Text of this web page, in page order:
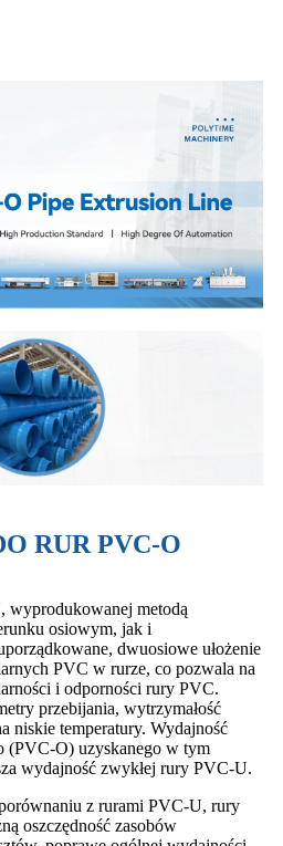
RUR PVC-O
wyprodukowanej metodą
osiowym, jak i
dwuosiowe ułożenie
PVC w rurze, co pozwala na
i odporności rury PVC.
przebijania, wytrzymałość
niskie temperatury. Wydajność
(PVC-O) uzyskanego w tym
wydajność zwykłej rury PVC-U.
z rurami PVC-U, rury
oszczędność zasobów